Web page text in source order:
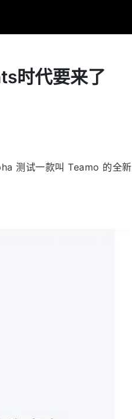
时代要来了
测试一款叫 Teamo 的全新